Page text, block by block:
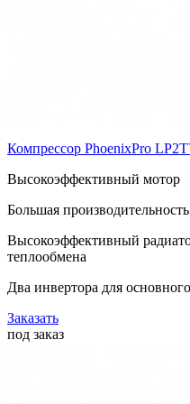
Компрессор PhoenixPro
Высокоэффективный мотор
Большая
Высокоэффективный
теплообмена
Два инвертора для
Заказать
под заказ